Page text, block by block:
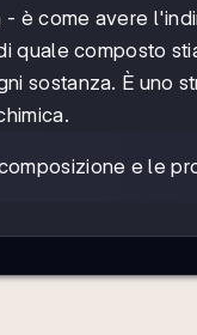
è come avere
quale composto
sostanza. È uno
e le